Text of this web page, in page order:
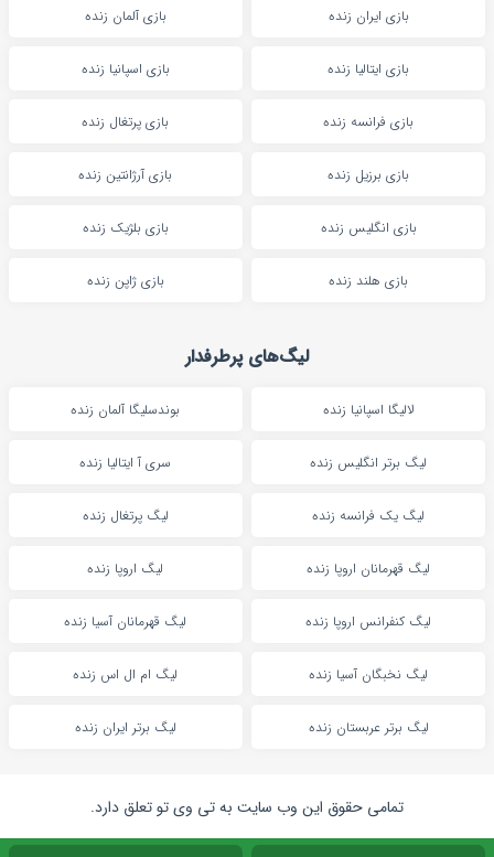
بازی ایران زنده بازی آلمان زنده
بازی ایتالیا زنده بازی اسپانیا زنده
بازی فرانسه زنده بازی پرتغال زنده
بازی برزیل زنده بازی آرژانتین زنده
بازی انگلیس زنده بازی بلژیک زنده
بازی هلند زنده بازی ژاپن زنده
لیگ‌های پرطرفدار
لالیگا اسپانیا زنده بوندسلیگا آلمان زنده
لیگ برتر انگلیس زنده سری آ ایتالیا زنده
لیگ یک فرانسه زنده لیگ پرتغال زنده
لیگ قهرمانان اروپا زنده لیگ اروپا زنده
لیگ کنفرانس اروپا زنده لیگ قهرمانان آسیا زنده
لیگ نخبگان آسیا زنده لیگ ام ال اس زنده
لیگ برتر عربستان زنده لیگ برتر ایران زنده
تمامی حقوق این وب سایت به تی وی تو تعلق دارد.